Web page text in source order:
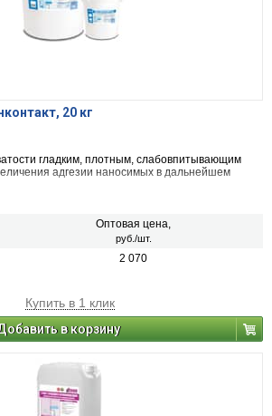
20 кг
гладким, плотным, слабовпитывающим
адгезии наносимых в дальнейшем
Оптовая цена,
руб./шт.
2 070
Купить в 1 клик
в корзину